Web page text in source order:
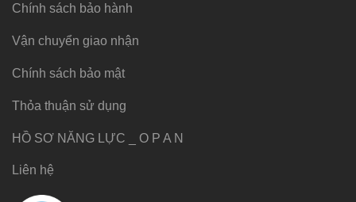
Chính sách bảo hành
Vận chuyển giao nhận
Chính sách bảo mật
Thỏa thuận sử dụng
HỒ SƠ NĂNG LỰC _ O P A N
Liên hệ